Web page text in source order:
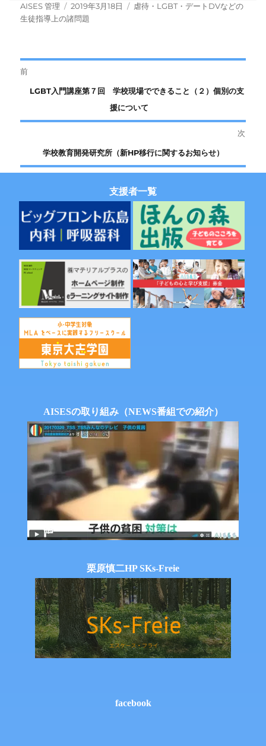
投
稿
AISES 管理
投
稿
2019年3月18日
カ
虐待・LGBT・デートDVなどの
生徒指導上の諸問題
投
稿
ナ
ゲ
ー
シ
ョ
ン
前
投
LGBT入門講座第７回 学校現場でできること（２）個別の支
援について
次
の
稿:
学校教育開発研究所（新HP移行に関するお知らせ）
支援者一覧
AISESの取り組み（NEWS番組での紹介）
栗原慎二HP SKs-Freie
facebook